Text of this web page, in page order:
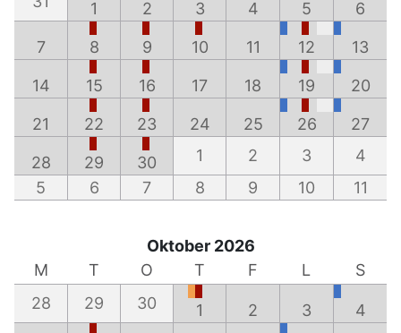
1 2 3 4 5 6
7 8 9 10 11 12 13
14 15 16 17 18 19 20
21 22 23 24 25 26 27
28 29 30 1 2 3
4
5
6 7 8 9 10 11
Oktober 2026
M
T O T F L
S
28
29 30 1 2 3 4